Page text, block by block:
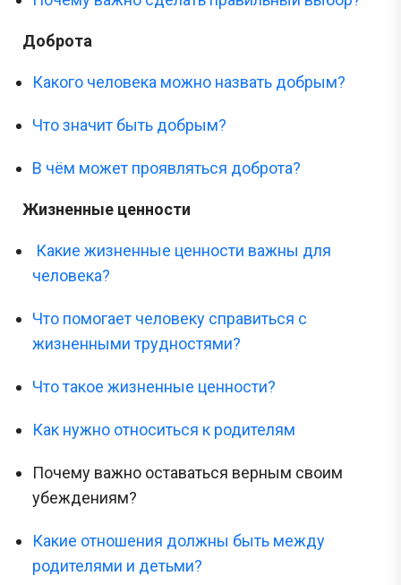
Доброта
Какого человека можно назвать добрым?
Что значит быть добрым?
В чём может проявляться доброта?
Жизненные ценности
Какие жизненные ценности важны для
человека?
Что помогает человеку справиться с
жизненными трудностями?
Что такое жизненные ценности?
Как нужно относиться к родителям
Почему важно оставаться верным своим
убеждениям?
Какие отношения должны быть между
родителями и детьми?